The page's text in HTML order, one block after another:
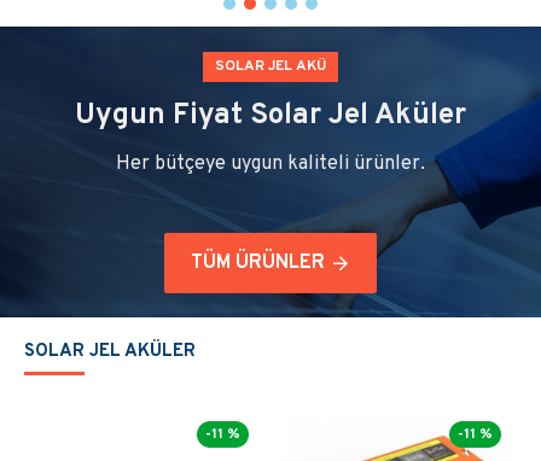
SOLAR JEL AKÜ
Uygun Fiyat Solar Jel Aküler
Her bütçeye uygun kaliteli ürünler.
TÜM ÜRÜNLER
SOLAR JEL AKÜLER
-11 % -11 %